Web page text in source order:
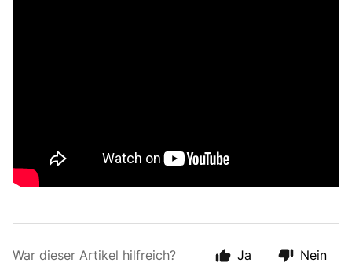
War dieser Artikel hilfreich? Ja Nein